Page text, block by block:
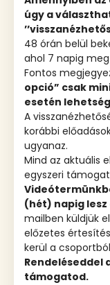
úgy a
48 órán belül
ahol 7 napig
Fontos
opció” csak
esetén
A
korábbi
ugyanaz.
Mind az aktuális
egyszeri
(hét) napig
mailben küldjük
előzetes
kerül a
Rendeléseddel
támogatod.